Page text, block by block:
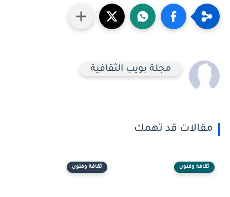
مجلة بويب الثقافية
مقالات قد تهمك
ثقافة وفنون ثقافة وفنون